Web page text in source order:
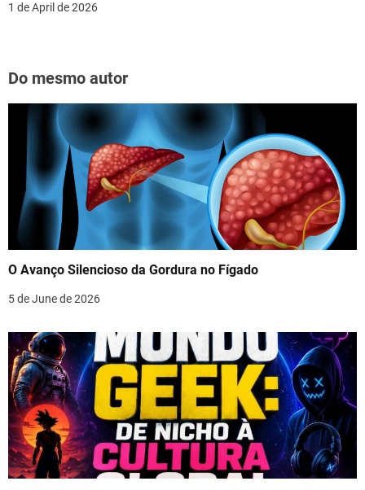
1 de April de 2026
Do mesmo autor
O Avanço Silencioso da Gordura no Fígado
5 de June de 2026